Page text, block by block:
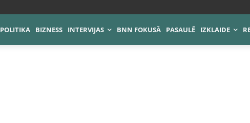
POLITIKA BIZNESS INTERVIJAS BNN FOKUSĀ PASAULĒ IZKLAIDE